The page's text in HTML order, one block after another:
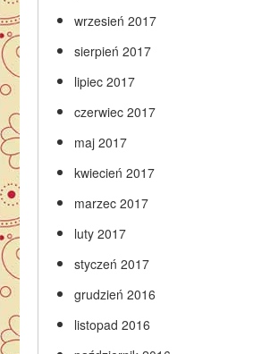
wrzesień 2017
sierpień 2017
lipiec 2017
czerwiec 2017
maj 2017
kwiecień 2017
marzec 2017
luty 2017
styczeń 2017
grudzień 2016
listopad 2016